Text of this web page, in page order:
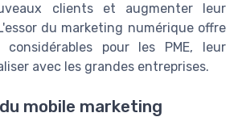
clients et augmenter leur
du marketing numérique offre
considérables pour les PME, leur
avec les grandes entreprises.
mobile marketing